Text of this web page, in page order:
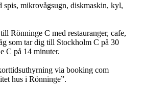
spis, mikrovågsugn, diskmaskin, kyl,
Rönninge C med restauranger, cafe,
som tar dig till Stockholm C på 30
C på 14 minuter.
via booking com
hus i Rönninge”.